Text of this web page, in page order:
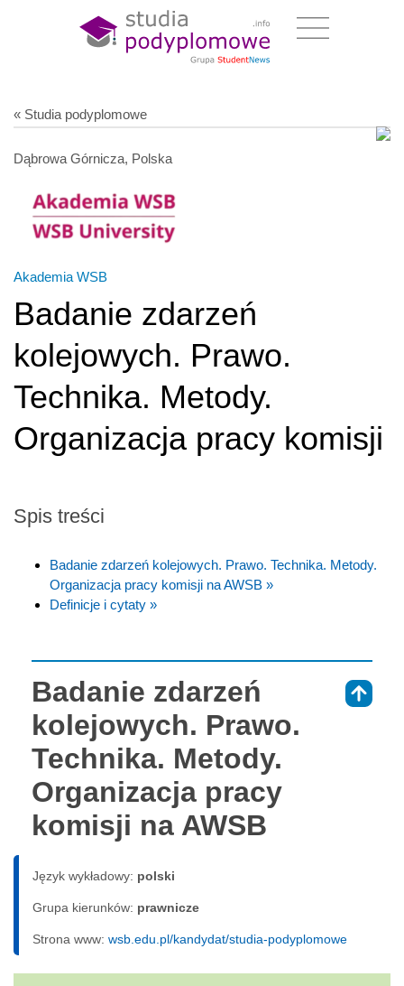
« Studia podyplomowe
Dąbrowa Górnicza, Polska
Akademia WSB
Badanie zdarzeń
kolejowych. Prawo.
Technika. Metody.
Organizacja pracy komisji
Spis treści
Badanie zdarzeń kolejowych. Prawo. Technika. Metody.
Organizacja pracy komisji na AWSB »
Definicje i cytaty »
Badanie zdarzeń
kolejowych. Prawo.
Technika. Metody.
Organizacja pracy
komisji na AWSB
Język wykładowy: polski
Grupa kierunków: prawnicze
Strona www: wsb.edu.pl/kandydat/studia-podyplomowe